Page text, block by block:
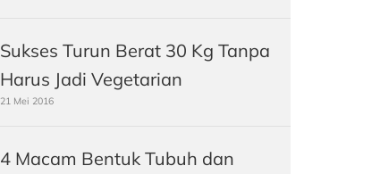
Sukses Turun Berat 30 Kg Tanpa
Harus Jadi Vegetarian
21 Mei 2016
4 Macam Bentuk Tubuh dan